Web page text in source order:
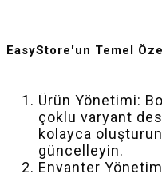
EasyStore'un Temel
Ürün Yönetimi:
çoklu varyant
kolayca
güncelleyin.
Envanter